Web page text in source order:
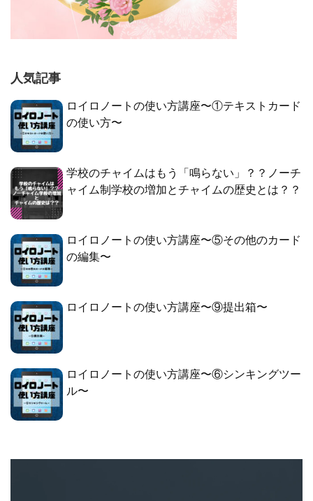
人気記事
ロイロノートの使い方講座〜①テキストカード
の使い方〜
学校のチャイムはもう「鳴らない」？？ノーチ
ャイム制学校の増加とチャイムの歴史とは？？
ロイロノートの使い方講座〜⑤その他のカード
の編集〜
ロイロノートの使い方講座〜⑨提出箱〜
ロイロノートの使い方講座〜⑥シンキングツー
ル〜